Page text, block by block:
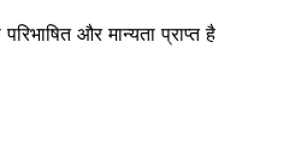
और मान्यता प्राप्त है